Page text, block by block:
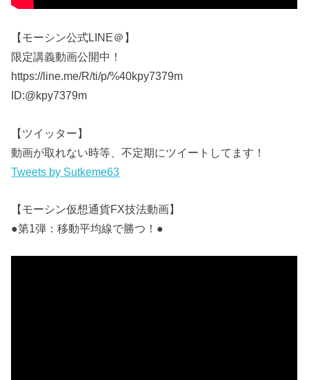
【モーシン公式LINE＠】
限定講義動画公開中！
https://line.me/R/ti/p/%40kpy7379m
ID:@kpy7379m
【ツイッター】
動画が取れない時等、不定期にツイートしてます！
Tweets by Sutkeme63
【モーシン仮想通貨FX技法動画】
●第1弾：移動平均線で勝つ！●